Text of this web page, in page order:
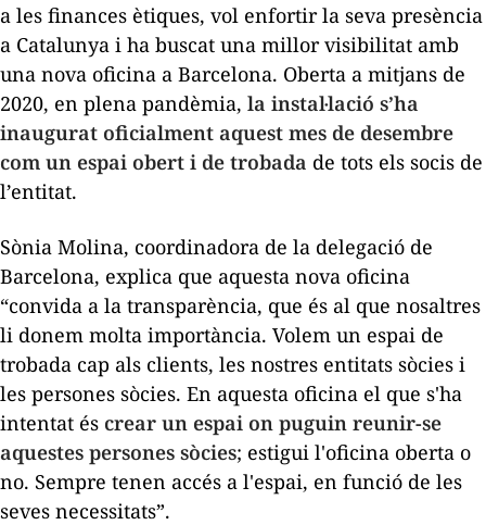
a les finances ètiques, vol enfortir la seva presència
a Catalunya i ha buscat una millor visibilitat amb
una nova oficina a Barcelona. Oberta a mitjans de
2020, en plena pandèmia, la instal·lació s’ha
inaugurat oficialment aquest mes de desembre
com un espai obert i de trobada de tots els socis de
l’entitat.
Sònia Molina, coordinadora de la delegació de
Barcelona, explica que aquesta nova oficina
“convida a la transparència, que és al que nosaltres
li donem molta importància. Volem un espai de
trobada cap als clients, les nostres entitats sòcies i
les persones sòcies. En aquesta oficina el que s'ha
intentat és crear un espai on puguin reunir-se
aquestes persones sòcies; estigui l'oficina oberta o
no. Sempre tenen accés a l'espai, en funció de les
seves necessitats”.